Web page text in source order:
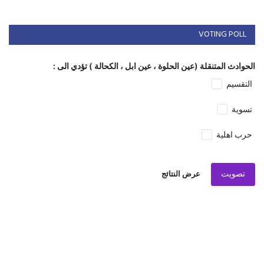
VOTING POLL
الحوادث المتنقلة (عين الحلوة ، عين ابل ، الكحالة ) تؤدي الى :
التقسيم
تسوية
حرب اهلية
تصويت عرض النتائج